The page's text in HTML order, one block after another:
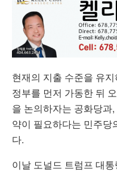
현재의 지출 수준을 유
정부를 먼저 가동한 뒤
을 논의하자는 공화당과
약이 필요하다는 민주당
다.
이날 도널드 트럼프 대